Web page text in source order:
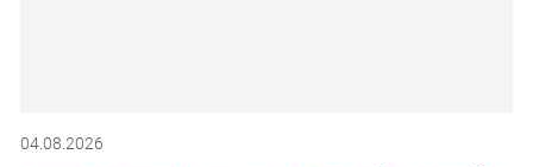
04.08.2026